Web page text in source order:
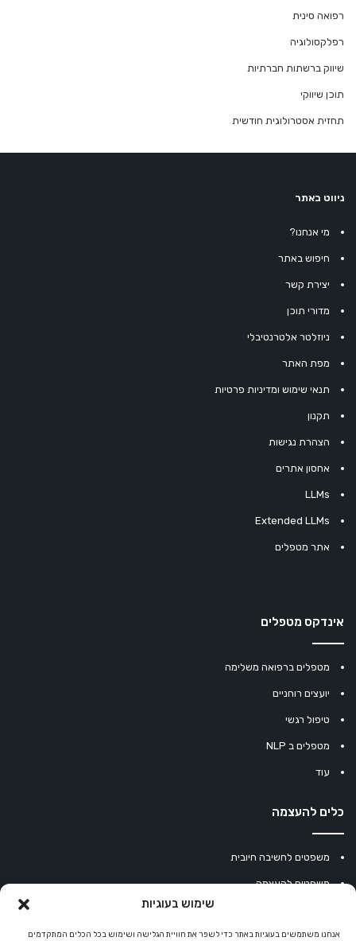
שימוש בעוגיות
אנחנו משתמשים בעוגיות באתר כדי לשפר את חוויית הגלישה ושימוש בכל הכלים המתקדמים
רפואה סינית
רפלקסולוגיה
שיווק ברשתות חברתיות
תוכן שיווקי
תחזית אסטרולוגית חודשית
ניווט באתר
מי אנחנו?
חיפוש באתר
יצירת קשר
מדורי תוכן
ניוזלטר אלטרנטיבלי
מפת האתר
תנאי שימוש ומדיניות פרטיות
תקנון
הצהרת נגישות
אחסון אתרים
LLMs
Extended LLMs
אתר מטפלים
אינדקס מטפלים
מטפלים ברפואה משלימה
יועצים רוחניים
טיפול רגשי
מטפלים ב NLP
עוד
כלים להעצמה
משפטים לחשיבה חיובית
משפטים להעצמה
מחשבון נומרולוגיה